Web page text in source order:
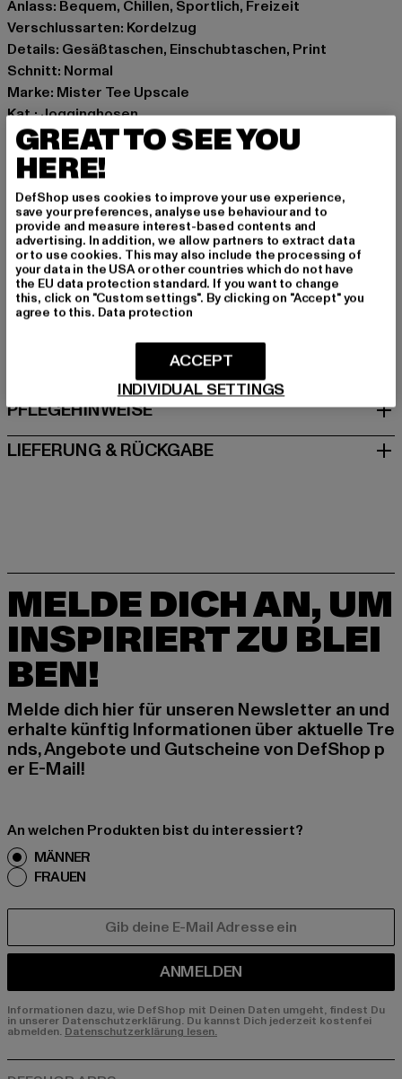
Anlass: Bequem, Chillen, Sportlich, Freizeit
Verschlussarten: Kordelzug
Details: Gesäßtaschen, Einschubtaschen, Print
Schnitt: Normal
Marke: Mister Tee Upscale
Kat.: Jogginghosen
Farbe: schwarz
Hersteller Farbe: black
Materialzusammensetzung: 70% Baumwolle, 30%
Polyester
Art.Nr: MT3743-00007
Hersteller: TB International GmbH |info@tbint.de
Dr.-Robert-Murjahn-Straße 7 | 64372 Ober-Ramstadt |
DE
GRÖSSE & PASSFORM
PFLEGEHINWEISE
LIEFERUNG & RÜCKGABE
MELDE DICH AN, UM
INSPIRIERT ZU BLEI
BEN!
Melde dich hier für unseren Newsletter an und
erhalte künftig Informationen über aktuelle Tre
nds, Angebote und Gutscheine von DefShop p
er E-Mail!
An welchen Produkten bist du interessiert?
MÄNNER
FRAUEN
ANMELDEN
Informationen dazu, wie DefShop mit Deinen Daten umgeht, findest Du
in unserer Datenschutzerklärung. Du kannst Dich jederzeit kostenfei
abmelden. Datenschutzerklärung lesen.
GREAT TO SEE YOU
HERE!
DefShop uses cookies to improve your use experience,
save your preferences, analyse use behaviour and to
provide and measure interest-based contents and
advertising. In addition, we allow partners to extract data
or to use cookies. This may also include the processing of
your data in the USA or other countries which do not have
the EU data protection standard. If you want to change
this, click on "Custom settings". By clicking on "Accept" you
agree to this. Data protection
INDIVIDUAL SETTINGS
ACCEPT